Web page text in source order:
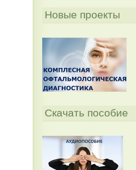
Новые проекты
Скачать пособие